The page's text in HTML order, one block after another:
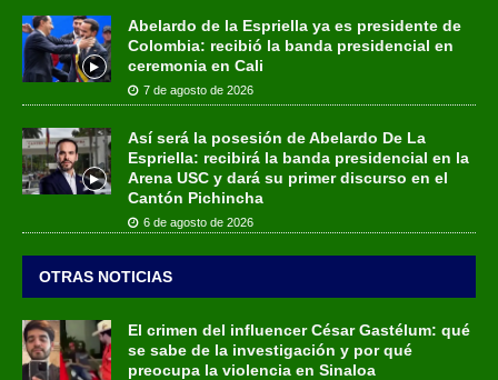
Abelardo de la Espriella ya es presidente de
Colombia: recibió la banda presidencial en
ceremonia en Cali
7 de agosto de 2026
Así será la posesión de Abelardo De La
Espriella: recibirá la banda presidencial en la
Arena USC y dará su primer discurso en el
Cantón Pichincha
6 de agosto de 2026
OTRAS NOTICIAS
El crimen del influencer César Gastélum: qué
se sabe de la investigación y por qué
preocupa la violencia en Sinaloa